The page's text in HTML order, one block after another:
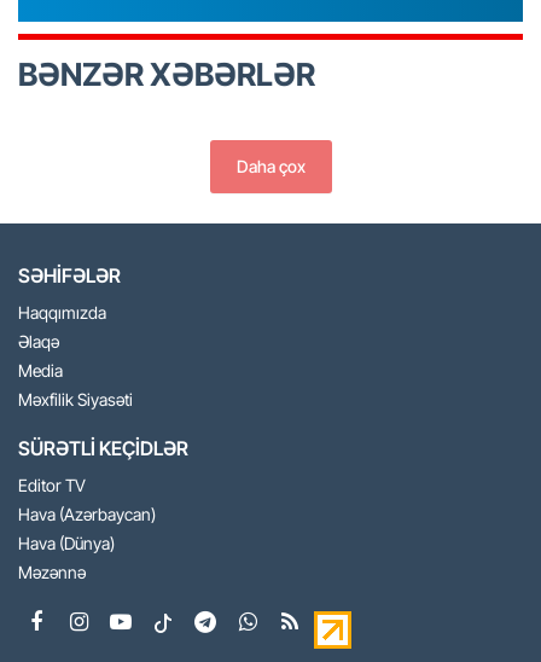
BƏNZƏR XƏBƏRLƏR
Daha çox
SƏHİFƏLƏR
Haqqımızda
Əlaqə
Media
Məxfilik Siyasəti
SÜRƏTLİ KEÇİDLƏR
Editor TV
Hava (Azərbaycan)
Hava (Dünya)
Məzənnə